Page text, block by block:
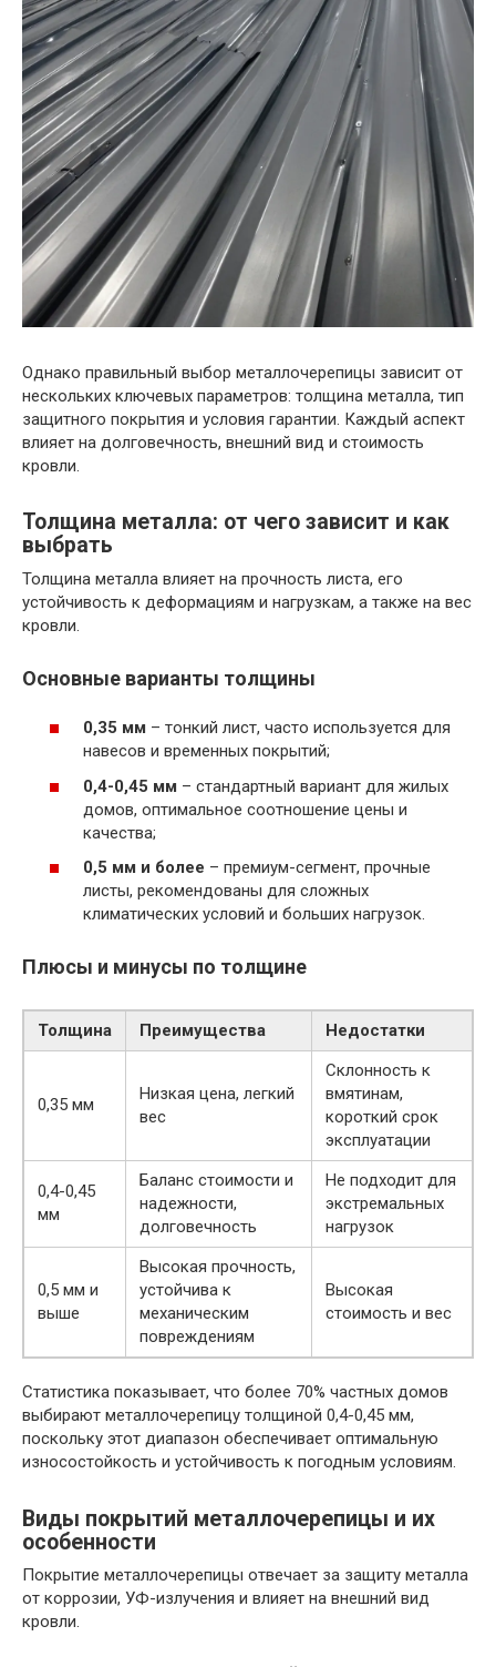
Однако правильный выбор металлочерепицы зависит от
нескольких ключевых параметров: толщина металла, тип
защитного покрытия и условия гарантии. Каждый аспект
влияет на долговечность, внешний вид и стоимость
кровли.
Толщина металла: от чего зависит и как
выбрать
Толщина металла влияет на прочность листа, его
устойчивость к деформациям и нагрузкам, а также на вес
кровли.
Основные варианты толщины
0,35 мм – тонкий лист, часто используется для
навесов и временных покрытий;
0,4-0,45 мм – стандартный вариант для жилых
домов, оптимальное соотношение цены и
качества;
0,5 мм и более – премиум-сегмент, прочные
листы, рекомендованы для сложных
климатических условий и больших нагрузок.
Плюсы и минусы по толщине
Толщина Преимущества Недостатки
0,35 мм
Низкая цена, легкий
вес
Склонность к
вмятинам,
короткий срок
эксплуатации
0,4-0,45
мм
Баланс стоимости и
надежности,
долговечность
Не подходит для
экстремальных
нагрузок
0,5 мм и
выше
Высокая прочность,
устойчива к
механическим
повреждениям
Высокая
стоимость и вес
Статистика показывает, что более 70% частных домов
выбирают металлочерепицу толщиной 0,4-0,45 мм,
поскольку этот диапазон обеспечивает оптимальную
износостойкость и устойчивость к погодным условиям.
Виды покрытий металлочерепицы и их
особенности
Покрытие металлочерепицы отвечает за защиту металла
от коррозии, УФ-излучения и влияет на внешний вид
кровли.